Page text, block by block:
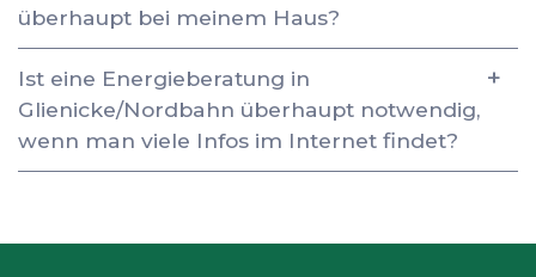
überhaupt bei meinem Haus?
Ist eine Energieberatung in
Glienicke/Nordbahn überhaupt notwendig,
wenn man viele Infos im Internet findet?